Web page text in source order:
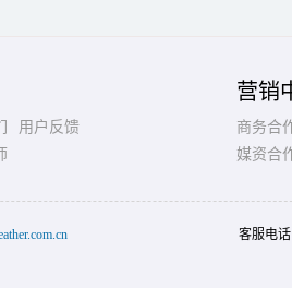
用户反馈
营销
商务合
媒资合
客服电